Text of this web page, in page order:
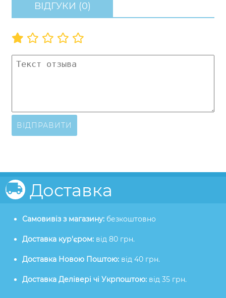
ВІДГУКИ (0)
ВІДПРАВИТИ
Доставка
Самовивіз з магазину: безкоштовно
Доставка кур'єром: від 80 грн.
Доставка Новою Поштою: від 40 грн.
Доставка Делівері чі Укрпоштою: від 35 грн.